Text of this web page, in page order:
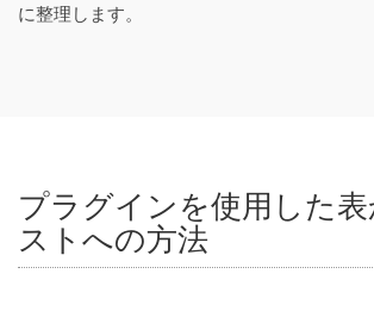
に整理します。
プラグインを使用した
ストへの方法